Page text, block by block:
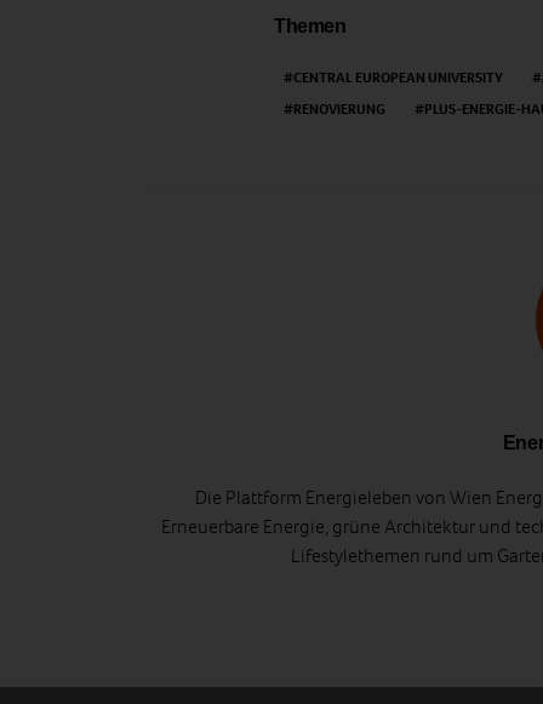
Themen
CENTRAL EUROPEAN UNIVERSITY
RENOVIERUNG
PLUS-ENERGIE-
Die Plattform Energieleben von Wien
Erneuerbare Energie, grüne Architektur und
Lifestylethemen rund um